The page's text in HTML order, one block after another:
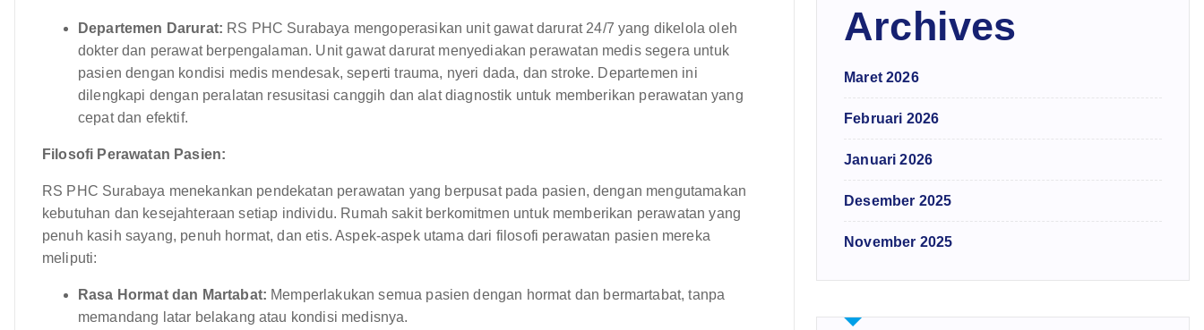
Departemen Darurat: RS PHC Surabaya mengoperasikan unit gawat darurat 24/7 yang dikelola oleh
dokter dan perawat berpengalaman. Unit gawat darurat menyediakan perawatan medis segera untuk
pasien dengan kondisi medis mendesak, seperti trauma, nyeri dada, dan stroke. Departemen ini
dilengkapi dengan peralatan resusitasi canggih dan alat diagnostik untuk memberikan perawatan yang
cepat dan efektif.
Filosofi Perawatan Pasien:
RS PHC Surabaya menekankan pendekatan perawatan yang berpusat pada pasien, dengan mengutamakan
kebutuhan dan kesejahteraan setiap individu. Rumah sakit berkomitmen untuk memberikan perawatan yang
penuh kasih sayang, penuh hormat, dan etis. Aspek-aspek utama dari filosofi perawatan pasien mereka
meliputi:
Rasa Hormat dan Martabat: Memperlakukan semua pasien dengan hormat dan bermartabat, tanpa
memandang latar belakang atau kondisi medisnya.
Archives
Maret 2026
Februari 2026
Januari 2026
Desember 2025
November 2025